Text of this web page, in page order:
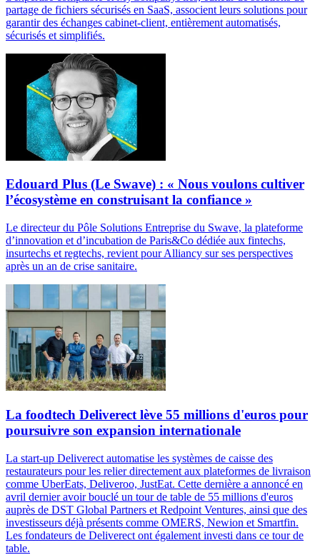
partage de fichiers sécurisés en SaaS, associent leurs solutions pour
garantir des échanges cabinet-client, entièrement automatisés,
sécurisés et simplifiés.
Edouard Plus (Le Swave) : « Nous voulons cultiver
l’écosystème en construisant la confiance »
Le directeur du Pôle Solutions Entreprise du Swave, la plateforme
d’innovation et d’incubation de Paris&Co dédiée aux fintechs,
insurtechs et regtechs, revient pour Alliancy sur ses perspectives
après un an de crise sanitaire.
La foodtech Deliverect lève 55 millions d'euros pour
poursuivre son expansion internationale
La start-up Deliverect automatise les systèmes de caisse des
restaurateurs pour les relier directement aux plateformes de livraison
comme UberEats, Deliveroo, JustEat. Cette dernière a annoncé en
avril dernier avoir bouclé un tour de table de 55 millions d'euros
auprès de DST Global Partners et Redpoint Ventures, ainsi que des
investisseurs déjà présents comme OMERS, Newion et Smartfin.
Les fondateurs de Deliverect ont également investi dans ce tour de
table.